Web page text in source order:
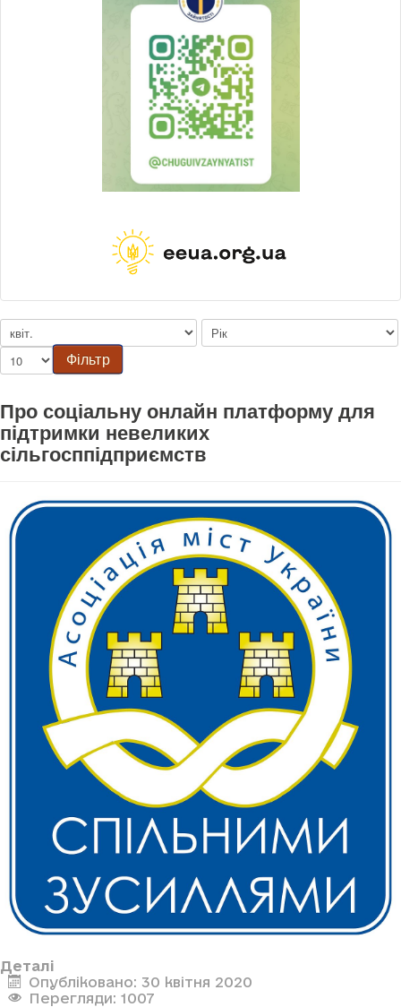
Фільтр
Про соціальну онлайн платформу для
підтримки невеликих
сільгосппідприємств
Деталі
Опубліковано: 30 квітня 2020
Перегляди: 1007